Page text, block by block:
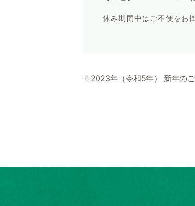
休み期間中はご不便をお
2023年（令和5年） 新年の